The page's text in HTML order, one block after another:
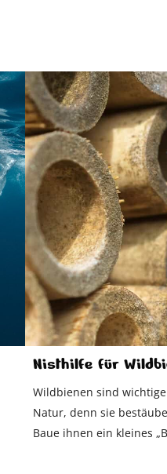
Nisthilfe für
Wildbienen sind
Natur, denn sie
Baue ihnen ein kleines